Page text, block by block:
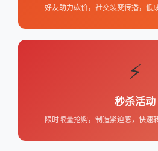
好友助力砍价，社交裂变传播，低
⚡
秒杀活动
限时限量抢购，制造紧迫感，快速